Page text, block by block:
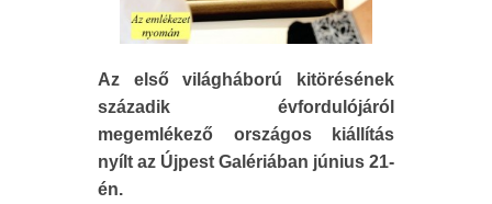
Az első világháború kitörésének
századik évfordulójáról
megemlékező országos kiállítás
nyílt az Újpest Galériában június 21-
én.